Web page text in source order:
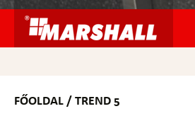
FŐOLDAL / TREND 5